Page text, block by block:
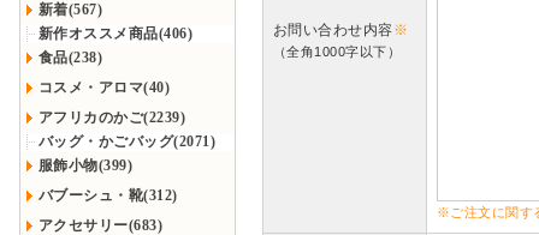
新着(567)
新作オススメ商品(406)
食品(238)
コスメ・アロマ(40)
アフリカのかご(2239)
バッグ・かごバッグ(2071)
服飾小物(399)
バブーシュ・靴(312)
アクセサリー(683)
お問い合わせ内容※
（全角1000字以下）
※ご注文に関す